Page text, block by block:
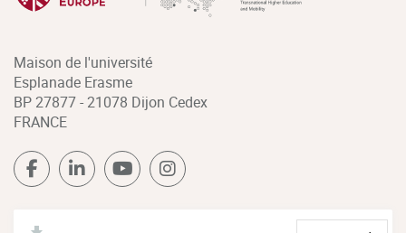
Maison de l'université
Esplanade Erasme
BP 27877 - 21078 Dijon Cedex
FRANCE